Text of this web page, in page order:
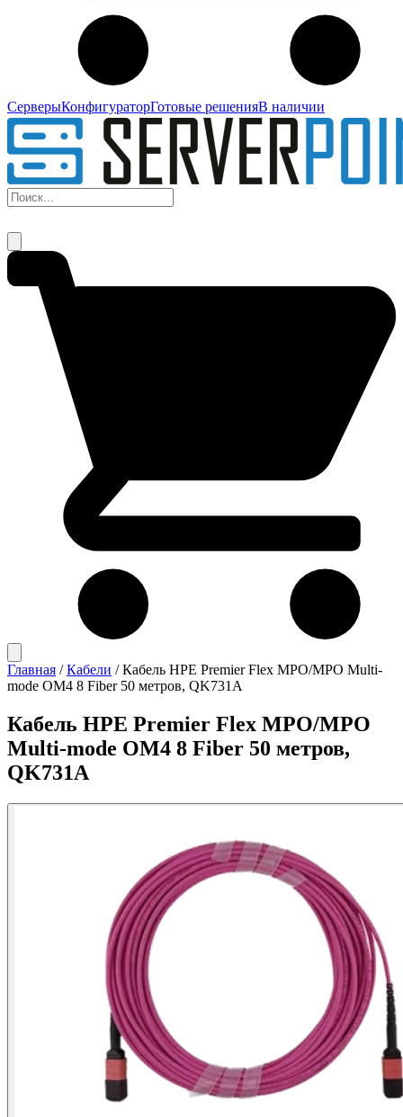
СерверыКонфигураторГотовые решенияВ наличии
Главная / Кабели / Кабель HPE Premier Flex MPO/MPO Multi-
mode OM4 8 Fiber 50 метров, QK731A
Кабель HPE Premier Flex MPO/MPO
Multi-mode OM4 8 Fiber 50 метров,
QK731A